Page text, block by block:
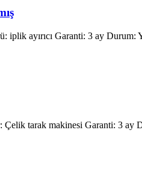
iplik ayırıcı Garanti: 3 ay
Çelik tarak makinesi Garanti: 3